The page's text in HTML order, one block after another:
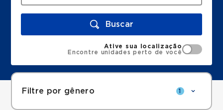
Buscar
Ative sua localização
Encontre unidades perto de você
Filtre por gênero 1